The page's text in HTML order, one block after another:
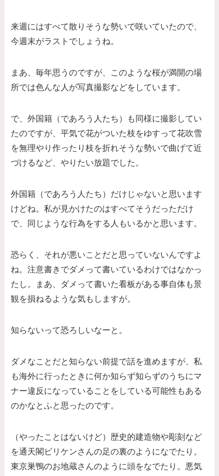
来週にはすべて散りそうな勢いで咲いていたので、
今週末がラストでしょうね。
まあ、毎年思うのですが、このような桜が満開の場
所では色んな人が写真撮影などをしています。
で、外国籍（であろう人たち）も同様に撮影してい
たのですが、平気で花がついた枝をゆすって花吹雪
を無理やり作ったり枝を折れそうな勢いで曲げて近
づけるなど、やりたい放題でした。
外国籍（であろう人たち）だけじゃないと思います
けどね。私が見かけたのはすべてそうだっただけ
で、同じような行為をする人もいるかと思います。
恐らく、それが悪いことだと思っていないんですよ
ね。注意書きでダメって書いているわけではなかっ
たし。まあ、ダメって書いた看板がある事自体も景
観を損ねるような気もしますが。
知らないって恐ろしいなーと。
ダメなことだと知らない前提で話を進めますが、私
も海外に行ったときに何か知らず知らずのうちにマ
ナー違反になっていることをしている可能性もある
のかなとふと思ったのです。
（やったことはないけど）歴史的建造物や彫刻など
を通天閣ビリケンさんの足の裏のようになでたり。
東京巣鴨のお地蔵さんのように頭をなでたり。悪気